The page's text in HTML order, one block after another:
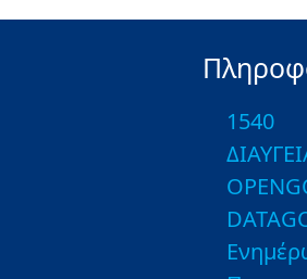
1540